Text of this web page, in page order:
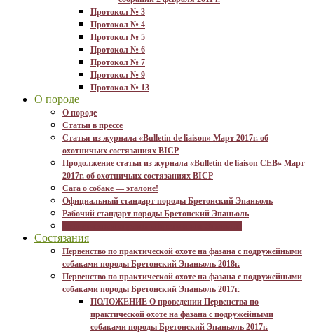
Протокол № 3
Протокол № 4
Протокол № 5
Протокол № 6
Протокол № 7
Протокол № 9
Протокол № 13
О породе
О породе
Статьи в прессе
Статья из журнала «Bulletin de liaison» Март 2017г. об
охотничьих состязаниях BICP
Продолжение статьи из журнала «Bulletin de liaison CEB» Март
2017г. об охотничьих состязаниях BICP
Сага о собаке — эталоне!
Официальный стандарт породы Бретонский Эпаньоль
Рабочий стандарт породы Бретонский Эпаньоль
Состязания
Первенство по практической охоте на фазана с подружейными
собаками породы Бретонский Эпаньоль 2018г.
Первенство по практической охоте на фазана с подружейными
собаками породы Бретонский Эпаньоль 2017г.
ПОЛОЖЕНИЕ О проведении Первенства по
практической охоте на фазана с подружейными
собаками породы Бретонский Эпаньоль 2017г.